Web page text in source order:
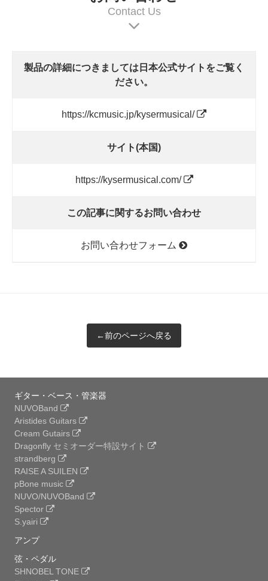
Contact Us
製品の詳細につきましては日本公式サイトをご覧く
ださい。
https://kcmusic.jp/kysermusical/
サイト(本国)
https://kysermusical.com/
この記事に関するお問い合わせ
お問い合わせフォーム
←前のページへ戻る
ギター・ベース・管楽器
NUVOBand
Aristides Guitars
Cream Gutairs
Dragonfly セミオーダー特設サイト
strandberg
RAISE A SUILEN
pBone music
NUVO/NUVOBand
Spector
S.yairi
アンプ
弦・ペダル
SHNOBEL TONE